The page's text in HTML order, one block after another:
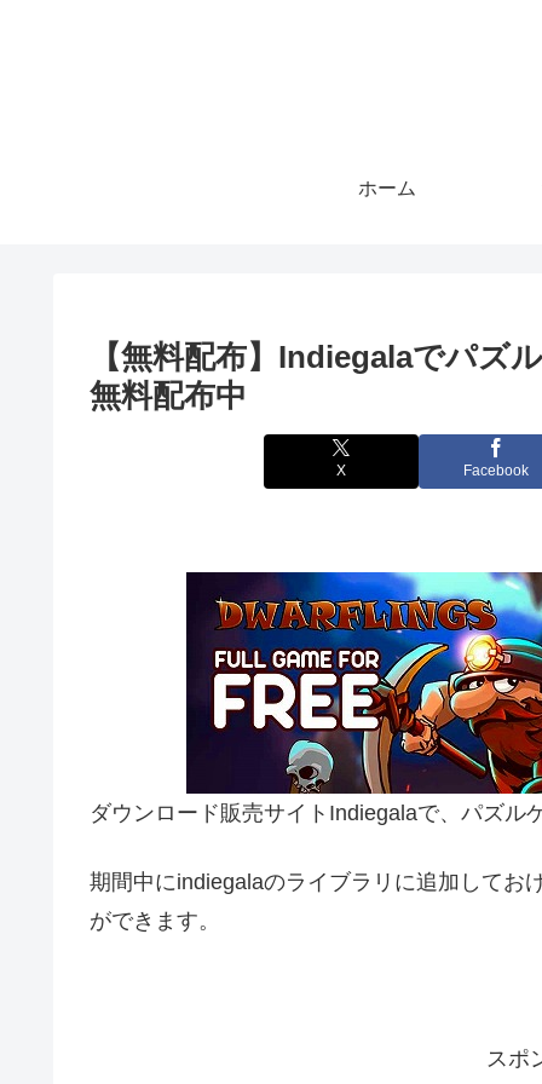
ホーム
【無料配布】Indiegalaでパズ
無料配布中
X Facebook
ダウンロード販売サイトIndiegalaで、パズル
期間中にindiegalaのライブラリに追加してお
ができます。
スポ